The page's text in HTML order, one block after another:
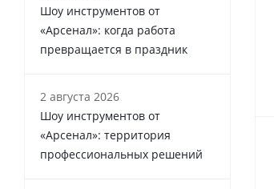
Шоу инструментов от
«Арсенал»: когда работа
превращается в праздник
2 августа 2026
Шоу инструментов от
«Арсенал»: территория
профессиональных решений